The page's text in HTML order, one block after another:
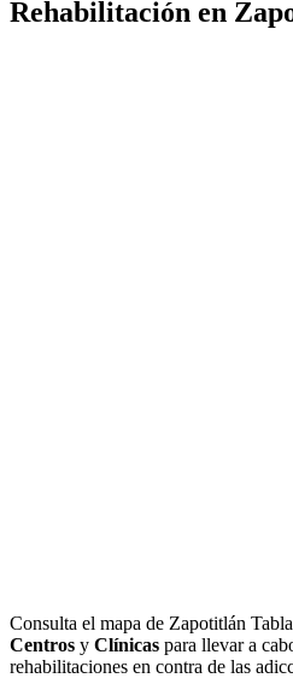
Rehabilitación en
Consulta el mapa de Zapotitlán
Centros y Clínicas para llevar a
rehabilitaciones en contra de las